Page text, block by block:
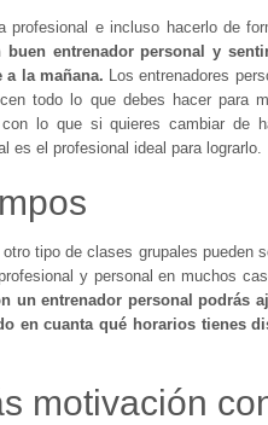
profesional e incluso hacerlo de
buen entrenador personal y
la mañana. Los entrenadores
todo lo que debes hacer para
lo que si quieres cambiar de
es el profesional ideal para lograrlo.
tipo de clases grupales pueden
y personal en muchos
un entrenador personal podrás
en cuanta qué horarios tienes
motivación